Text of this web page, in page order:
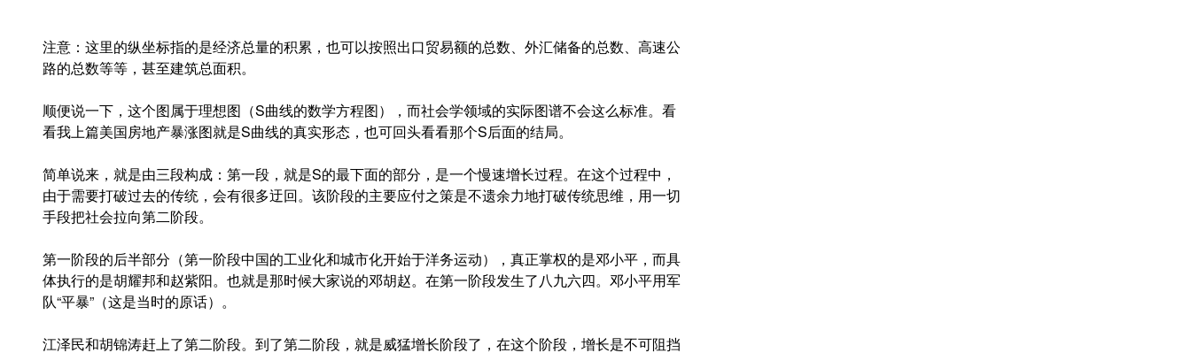
注意：这里的纵坐标指的是经济总量的积累，也可以按照出口贸易额的总数、外汇储备的总数、高速公
路的总数等等，甚至建筑总面积。
顺便说一下，这个图属于理想图（S曲线的数学方程图），而社会学领域的实际图谱不会这么标准。看
看我上篇美国房地产暴涨图就是S曲线的真实形态，也可回头看看那个S后面的结局。
简单说来，就是由三段构成：第一段，就是S的最下面的部分，是一个慢速增长过程。在这个过程中，
由于需要打破过去的传统，会有很多迂回。该阶段的主要应付之策是不遗余力地打破传统思维，用一切
手段把社会拉向第二阶段。
第一阶段的后半部分（第一阶段中国的工业化和城市化开始于洋务运动），真正掌权的是邓小平，而具
体执行的是胡耀邦和赵紫阳。也就是那时候大家说的邓胡赵。在第一阶段发生了八九六四。邓小平用军
队“平暴”（这是当时的原话）。
江泽民和胡锦涛赶上了第二阶段。到了第二阶段，就是威猛增长阶段了，在这个阶段，增长是不可阻挡